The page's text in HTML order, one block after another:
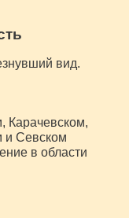
вид.
Карачевском,
и Севском
в области